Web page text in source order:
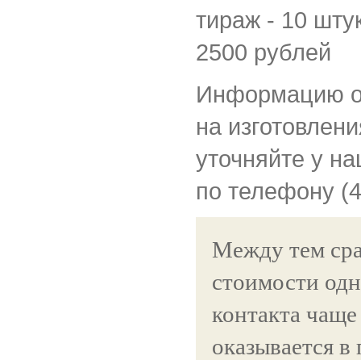
тираж - 10
2500 рублей
Информацию о
на
уточняйте у
по телефону
Между тем
стоимости
контакта чаще
оказывается в